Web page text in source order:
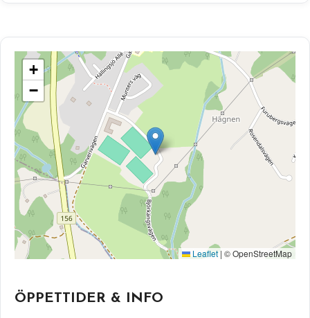
+
−
Leaflet | © OpenStreetMap
ÖPPETTIDER & INFO